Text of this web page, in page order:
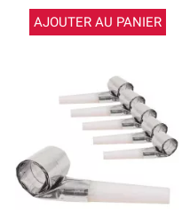
AJOUTER AU PANIER